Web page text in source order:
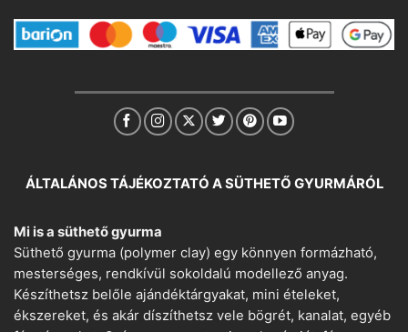
ÁLTALÁNOS TÁJÉKOZTATÓ A SÜTHETŐ GYURMÁRÓL
Mi is a süthető gyurma
Süthető gyurma (polymer clay) egy könnyen formázható,
mesterséges, rendkívül sokoldalú modellező anyag.
Készíthetsz belőle ajándéktárgyakat, mini ételeket,
ékszereket, és akár díszíthetsz vele bögrét, kanalat, egyéb